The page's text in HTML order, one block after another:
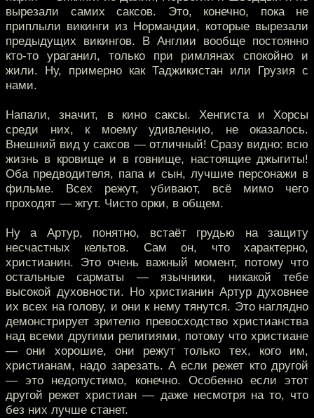
вырезали самих саксов. Это, конечно, пока не
приплыли викинги из Нормандии, которые вырезали
предыдущих викингов. В Англии вообще постоянно
кто-то ураганил, только при римлянах спокойно и
жили. Ну, примерно как Таджикистан или Грузия с
нами.
Напали, значит, в кино саксы. Хенгиста и Хорсы
среди них, к моему удивлению, не оказалось.
Внешний вид у саксов — отличный! Сразу видно: всю
жизнь в кровище и в говнище, настоящие джыгиты!
Оба предводителя, папа и сын, лучшие персонажи в
фильме. Всех режут, убивают, всё мимо чего
проходят — жгут. Чисто орки, в общем.
Ну а Артур, понятно, встаёт грудью на защиту
несчастных кельтов. Сам он, что характерно,
христианин. Это очень важный момент, потому что
остальные сарматы — язычники, никакой тебе
высокой духовности. Но христианин Артур духовнее
их всех на голову, и они к нему тянутся. Это наглядно
демонстрирует зрителю превосходство христианства
над всеми другими религиями, потому что христиане
— они хорошие, они режут только тех, кого им,
христианам, надо зарезать. А если режет кто другой
— это недопустимо, конечно. Особенно если этот
другой режет христиан — даже несмотря на то, что
без них лучше станет.